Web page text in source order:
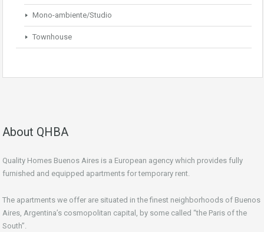
Mono-ambiente/Studio
Townhouse
About QHBA
Quality Homes Buenos Aires is a European agency which provides fully
furnished and equipped apartments for temporary rent.
The apartments we offer are situated in the finest neighborhoods of Buenos
Aires, Argentina’s cosmopolitan capital, by some called “the Paris of the
South”.